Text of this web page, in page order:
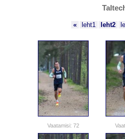
« leht1 leht2
Vaatamisi: 72